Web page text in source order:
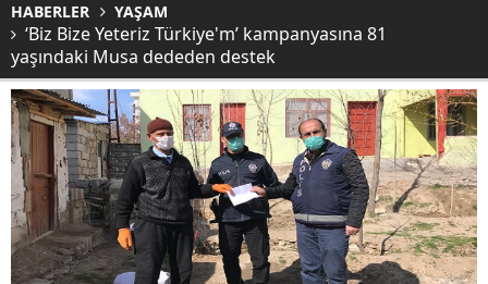
HABERLER YAŞAM
‘Biz Bize Yeteriz Türkiye'm’ kampanyasına 81
yaşındaki Musa dededen destek